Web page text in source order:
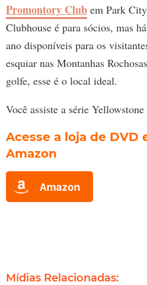
Promontory Club em Park
Clubhouse é para sócios, mas
ano disponíveis para os
esquiar nas Montanhas
golfe, esse é o local ideal.
Você assiste a série
Acesse a loja de DVD
Amazon
Mídias Relacionadas: